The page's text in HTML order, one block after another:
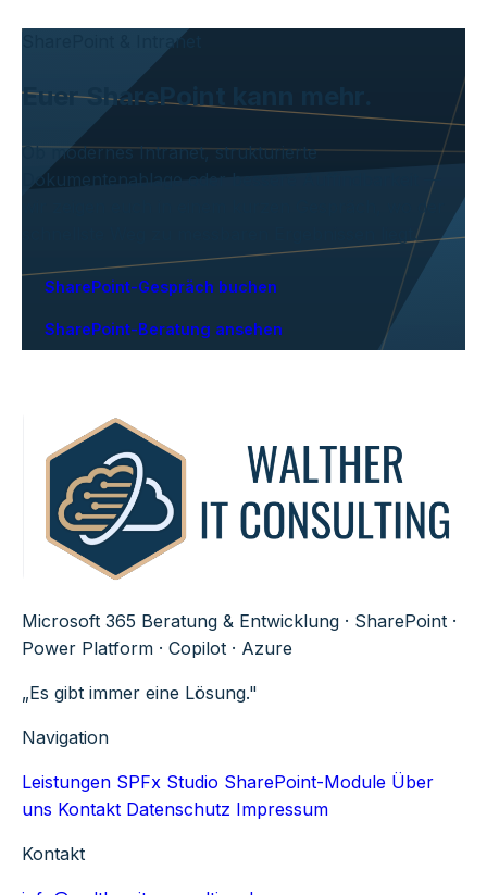
SharePoint & Intranet
Euer SharePoint kann mehr.
Ob modernes Intranet, strukturierte
Dokumentenablage oder bessere Auffindbarkeit —
wir zeigen euch in einem kurzen Gespräch, wo der
schnellste Weg zu messbaren Ergebnissen liegt.
SharePoint-Gespräch buchen
SharePoint-Beratung ansehen
Microsoft 365 Beratung & Entwicklung · SharePoint ·
Power Platform · Copilot · Azure
„Es gibt immer eine Lösung."
Navigation
Leistungen SPFx Studio SharePoint-Module Über
uns Kontakt Datenschutz Impressum
Kontakt